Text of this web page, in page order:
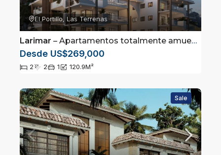
El Portillo, Las Terrenas
Larimar – Apartamentos totalmente amueblados en Las Terrenas, Samaná
Desde US$269,000
2 2 1 120.9M²
Sale